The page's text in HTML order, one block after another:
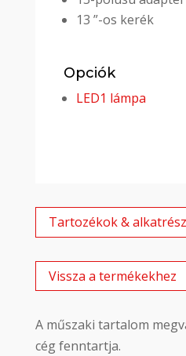
13 ”-os kerék
Opciók
LED1 lámpa
Tartozékok &
Vissza a termékekhez
A műszaki tartalom
cég fenntartja.